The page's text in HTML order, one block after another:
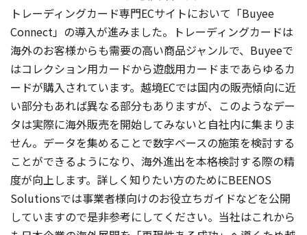
トレーディングカード専門ECサイトにおいて「Buyee
Connect」の導入が進みました。トレーディングカードは
海外のお客様からも需要の高い商品ジャンルで、Buyeeで
はコレクション用カードから遊戯用カードまであらゆるカ
ードが購入されています。越境ECでは国内の販売傾向に近
い部分もあれば異なる部分もありますが、このようなデー
タは実際に海外販売を開始してみないと自社内に集まりま
せん。データを集めることで数字ベースの施策を検討する
ことができるようになり、海外進出を本格検討する際の精
度が向上します。詳しく知りたい方のためにBEENOS
Solutionsでは事業者様向けのお役立ちガイドなどを公開
していますので是非参考にしてください。当社はこれから